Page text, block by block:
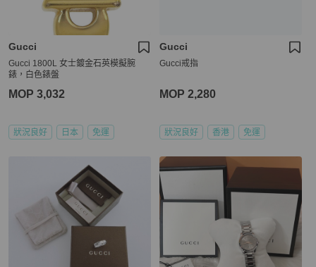
Gucci
Gucci 1800L 女士鍍金石英模擬腕
錶，白色錶盤
MOP 3,032
狀況良好 日本 免運
Gucci
Gucci戒指
MOP 2,280
狀況良好 香港 免運